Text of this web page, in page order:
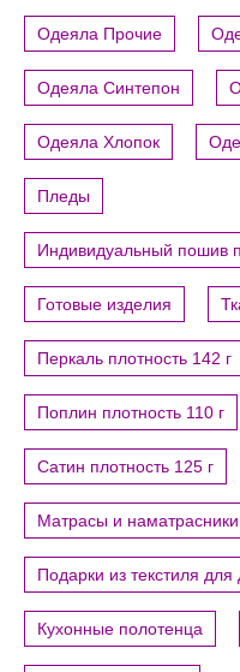
Одеяла Прочие
Одеяла Синтепон
Одеяла Хлопок
Пледы
Индивидуальный пошив
Готовые изделия
Перкаль плотность 142 г
Поплин плотность 110 г
Сатин плотность 125 г
Матрасы и наматрасники
Подарки из текстиля для
Кухонные полотенца